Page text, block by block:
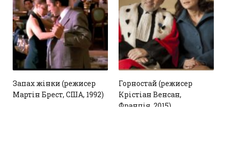
Запах жінки (режисер
Мартін Брест, США, 1992)
Горностай (режисер
Крістіан Венсан,
Франція, 2015)